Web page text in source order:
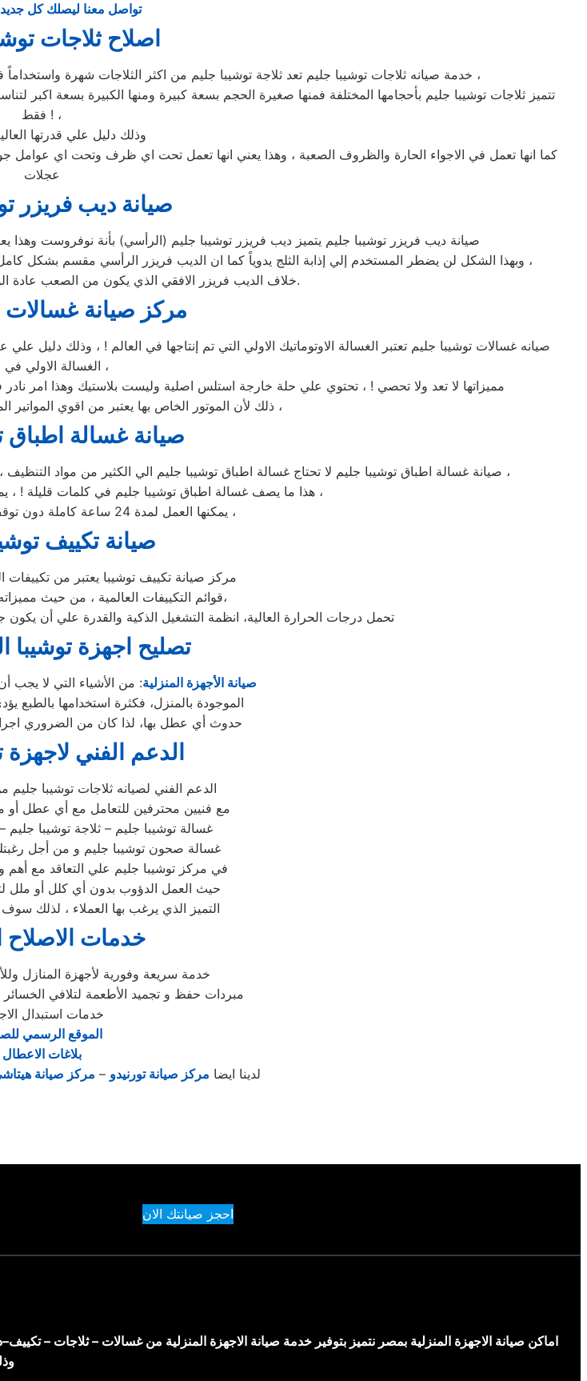
تواصل معنا ليصلك كل جديد
اصلاح ثلاجات
خدمة صيانه ثلاجات توشيبا جليم تعد ثلاجة توشيبا جليم من اكثر الثلاجات شهرة واستخداماً في البيوت المصرية ، وذلك لأنها اكثر الثلاجات كفائة واكثرها قدرة علي التبريد ،
فقط ! ،
وذلك دليل علي قدرتها
كما انها تعمل في الاجواء الحارة والظروف الصعبة ، وهذا يعني انها تعمل تحت اي ظرف وتحت اي عوامل
عجلات
صيانة ديب فريزر
صيانة ديب فريزر توشيبا جليم يتميز ديب فريزر توشيبا جليم (الرأسي) بأنة نوفروست وهذا
وبهذا الشكل لن يضطر المستخدم إلي إذابة الثلج يدوياً كما ان الديب فريزر الرأسي مقسم بشكل كامل يسهل علي المستخدم الوصول الي جميع محتويات الديب فريزر (من الاطعمة وخلافه) ،
خلاف الديب فريزر الافقي الذي يكون من الصعب عادة الوصول الي المحتويات الموجودة في اسفله.
مركز صيانة غسالات
صيانه غسالات توشيبا جليم تعتبر الغسالة الاوتوماتيك الاولي التي تم إنتاجها في العالم ! ، وذلك دليل
الغسالة الاولي في مصر ،
مميزاتها لا تعد ولا تحصي ! ، تحتوي علي حلة خارجة استلس اصلية وليست بلاستيك وهذا امر
ذلك لأن الموتور الخاص بها يعتبر من اقوي المواتير الموجودة في سوق الغسالات الاوتوماتيك ،
صيانة غسالة اطباق
صيانة غسالة اطباق توشيبا جليم لا تحتاج غسالة اطباق توشيبا جليم الي الكثير من مواد التنظيف ، لا تستهلك الكثير من الكهرباء ، خفيفة الوزن ، قوية علي الدهون ، سريعة التنظيف ،
هذا ما يصف غسالة اطباق توشيبا جليم في كلمات قليلة ! ، يمكنها غسل كافة الاطباق خلال فترة وجيزة جداً ،
يمكنها العمل لمدة 24 ساعة كاملة دون توقف ، تعمل في مختلف الاماكن ،
صيانة تكييف
مركز صيانة تكييف توشيبا يعتبر من تكييفات
قوائم التكييفات العالمية ، من حيث مميزاته الكثيرة مثل توفير الكهرباء،
تحمل درجات الحرارة العالية، انظمة التشغيل الذكية والقدرة علي أن
تصليح اجهزة توشيبا
صيانة الأجهزة المنزلية: من الأشياء التي لا يجب
الموجودة بالمنزل، فكثرة استخدامها بالطبع
حدوث أي عطل بها، لذا كان من الضروري
الدعم الفني لاجهزة
الدعم الفني لصيانه ثلاجات توشيبا
مع فنيين محترفين للتعامل مع أي عطل أو
غسالة توشيبا جليم – ثلاجة توشيبا جليم
– غسالة صحون توشيبا جليم و من أجل
في مركز توشيبا جليم علي التعاقد مع أهم
حيث العمل الدؤوب بدون أي كلل أو ملل
التميز الذي يرغب بها العملاء ، لذلك
خدمات الاصلاح
خدمة سريعة وفورية لأجهزة المنازل
مبردات حفظ و تجميد الأطعمة لتلافي الخسائر
خدمات استبدال
الموقع الرسمي
بلاغات الاعطال
لدينا ايضا مركز صيانة تورنيدو – مركز صيانة
احجز صيانتك الان
اماكن صيانة الاجهزة المنزلية بمصر نتميز بتوفير خدمة صيانة الاجهزة المنزلية من غسالات – ثلاجات –